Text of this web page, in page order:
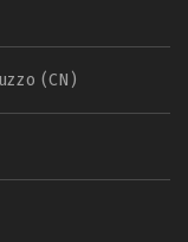
(CN)